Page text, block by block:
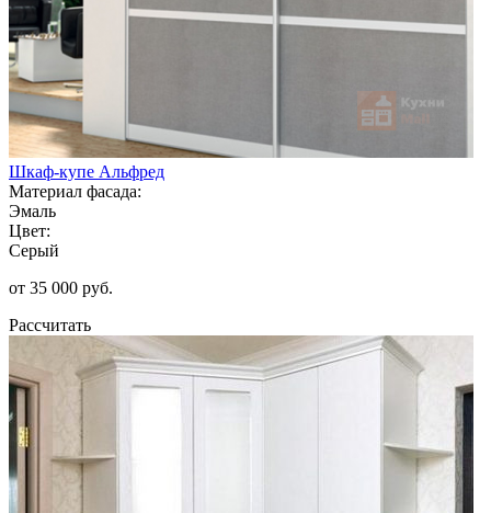
Шкаф-купе Альфред
Материал фасада:
Эмаль
Цвет:
Серый
от 35 000 руб.
Рассчитать